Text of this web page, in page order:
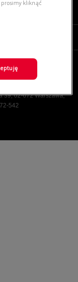
39, 02-672 Warszawa,
542
prosimy kliknąć